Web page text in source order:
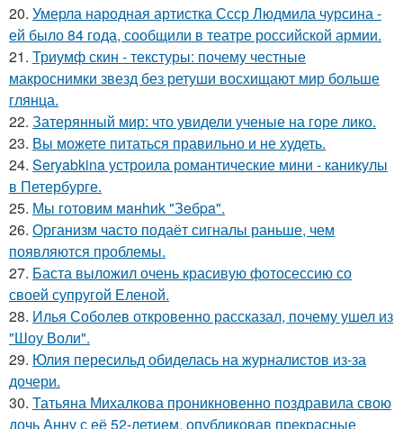
20. Умерла народная артистка Ссср Людмила чурсина -
ей было 84 года, сообщили в театре российской армии.
21. Триумф скин - текстуры: почему честные
макроснимки звезд без ретуши восхищают мир больше
глянца.
22. Затерянный мир: что увидели ученые на горе лико.
23. Вы можете питаться правильно и не худеть.
24. Seryabkina устроила романтические мини - каникулы
в Петербурге.
25. Мы готовим мaнhиk "Зeбpa".
26. Организм часто подаёт сигналы раньше, чем
появляются проблемы.
27. Баста выложил очень красивую фотосессию со
своей супругой Еленой.
28. Илья Соболев откровенно рассказал, почему ушел из
"Шоу Воли".
29. Юлия пересильд обиделась на журналистов из-за
дочери.
30. Татьяна Михалкова проникновенно поздравила свою
дочь Анну с её 52-летием, опубликовав прекрасные